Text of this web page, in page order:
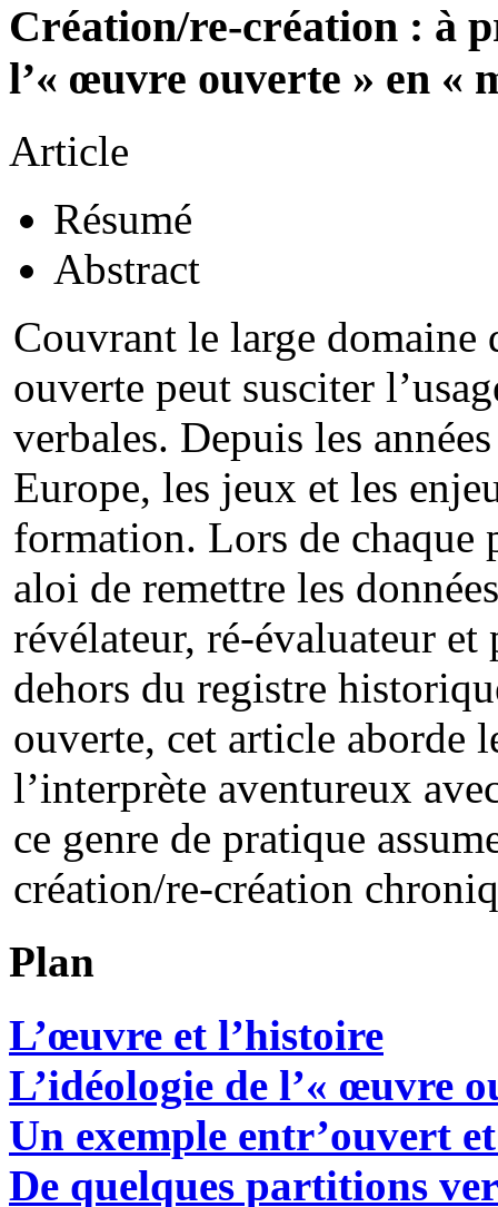
Création/re-création : à
l’« œuvre ouverte » en «
Article
Résumé
Abstract
Couvrant le large
ouverte peut susciter
verbales. Depuis les
Europe, les jeux et les
formation. Lors de chaque
aloi de remettre les
révélateur, ré-évaluateur
dehors du registre
ouverte, cet article aborde
l’interprète aventureux
ce genre de pratique
création/re-création
Plan
L’œuvre et l’histoire
L’idéologie de l’« œuvre
Un exemple entr’ouvert
De quelques partitions